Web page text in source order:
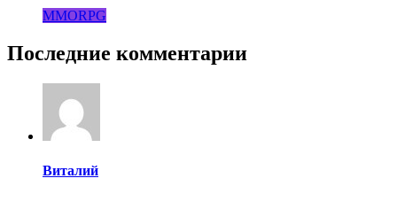
MMORPG
Последние комментарии
Виталий